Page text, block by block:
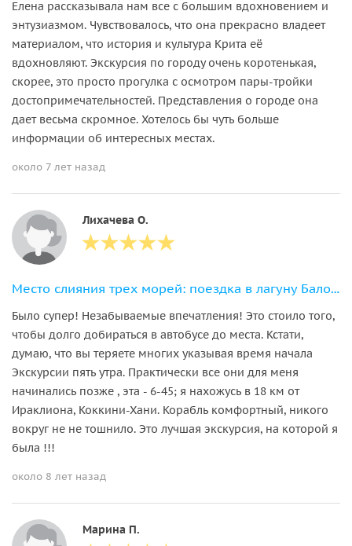
Елена рассказывала нам все с большим вдохновением и
энтузиазмом. Чувствовалось, что она прекрасно владеет
материалом, что история и культура Крита её
вдохновляют. Экскурсия по городу очень коротенькая,
скорее, это просто прогулка с осмотром пары-тройки
достопримечательностей. Представления о городе она
дает весьма скромное. Хотелось бы чуть больше
информации об интересных местах.
около 7 лет назад
Лихачева О.
Место слияния трех морей: поездка в лагуну Балос и город Ханья
Было супер! Незабываемые впечатления! Это стоило того,
чтобы долго добираться в автобусе до места. Кстати,
думаю, что вы теряете многих указывая время начала
Экскурсии пять утра. Практически все они для меня
начинались позже , эта - 6-45; я нахожусь в 18 км от
Ираклиона, Коккини-Хани. Корабль комфортный, никого
вокруг не не тошнило. Это лучшая экскурсия, на которой я
была !!!
около 8 лет назад
Марина П.